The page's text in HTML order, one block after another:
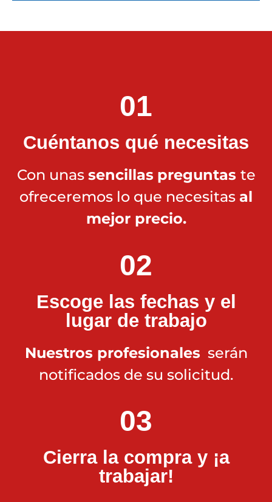
01
Cuéntanos qué necesitas
Con unas sencillas preguntas te
ofreceremos lo que necesitas al
mejor precio.
02
Escoge las fechas y el
lugar de trabajo
Nuestros profesionales serán
notificados de su solicitud.
03
Cierra la compra y ¡a
trabajar!